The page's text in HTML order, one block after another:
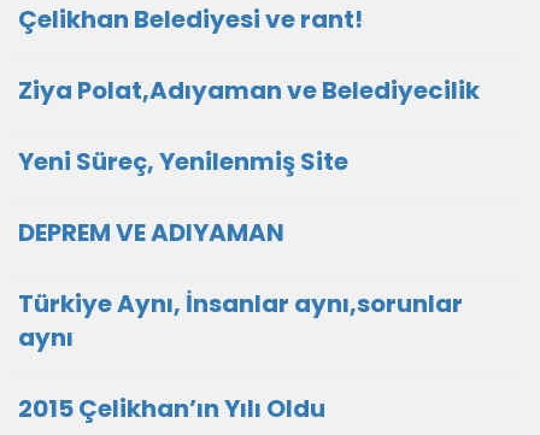
Çelikhan Belediyesi ve rant!
Ziya Polat,Adıyaman ve Belediyecilik
Yeni Süreç, Yenilenmiş Site
DEPREM VE ADIYAMAN
Türkiye Aynı, İnsanlar aynı,sorunlar
aynı
2015 Çelikhan’ın Yılı Oldu